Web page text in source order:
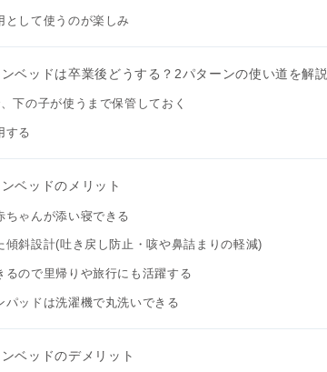
として使うのが楽しみ
ベッドは卒業後どうする？2パターンの使い道を解説
下の子が使うまで保管しておく
する
ベッドのメリット
ちゃんが添い寝できる
傾斜設計(吐き戻し防止・咳や鼻詰まりの軽減)
るので里帰りや旅行にも活躍する
ッドは洗濯機で丸洗いできる
ベッドのデメリット